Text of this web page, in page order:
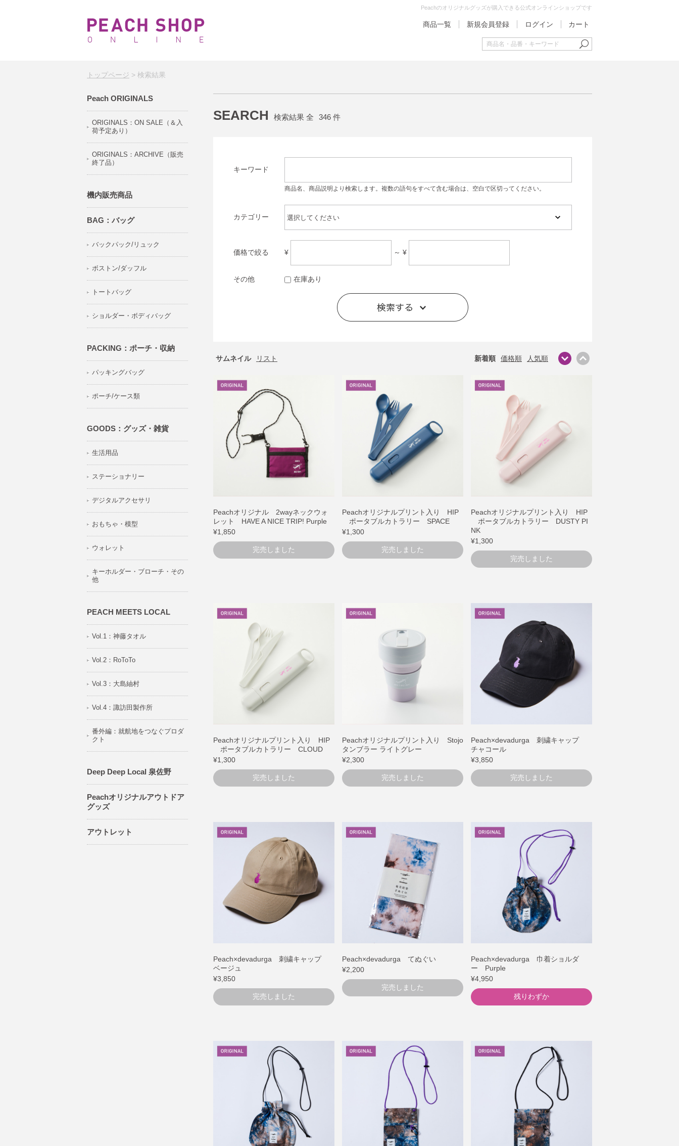
Peachのオリジナルグッズが購入できる公式オンラインショップです
商品一覧 新規会員登録 ログイン カート
トップページ > 検索結果
Peach ORIGINALS
ORIGINALS：ON SALE（＆入
荷予定あり）
ORIGINALS：ARCHIVE（販売
終了品）
機内販売商品
BAG：バッグ
バックパック/リュック
ボストン/ダッフル
トートバッグ
ショルダー・ボディバッグ
PACKING：ポーチ・収納
パッキングバッグ
ポーチ/ケース類
GOODS：グッズ・雑貨
生活用品
ステーショナリー
デジタルアクセサリ
おもちゃ・模型
ウォレット
キーホルダー・ブローチ・その
他
PEACH MEETS LOCAL
Vol.1：神藤タオル
Vol.2：RoToTo
Vol.3：大島紬村
Vol.4：諏訪田製作所
番外編：就航地をつなぐプロダ
クト
Deep Deep Local 泉佐野
Peachオリジナルアウトドア
グッズ
アウトレット
SEARCH 検索結果 全 346 件
キーワード
商品名、商品説明より検索します。複数の語句をすべて含む場合は、空白で区切ってください。
カテゴリー
価格で絞る ¥ ～ ¥
その他 在庫あり
サムネイル リスト 新着順 価格順 人気順
Peachオリジナル 2wayネックウォ
レット HAVE A NICE TRIP! Purple
¥1,850
完売しました
Peachオリジナルプリント入り HIP
ポータブルカトラリー SPACE
¥1,300
完売しました
Peachオリジナルプリント入り HIP
ポータブルカトラリー DUSTY PI
NK
¥1,300
完売しました
Peachオリジナルプリント入り HIP
ポータブルカトラリー CLOUD
¥1,300
完売しました
Peachオリジナルプリント入り Stojo
タンブラー ライトグレー
¥2,300
完売しました
Peach×devadurga 刺繍キャップ
チャコール
¥3,850
完売しました
Peach×devadurga 刺繍キャップ
ベージュ
¥3,850
完売しました
Peach×devadurga てぬぐい
¥2,200
完売しました
Peach×devadurga 巾着ショルダ
ー Purple
¥4,950
残りわずか